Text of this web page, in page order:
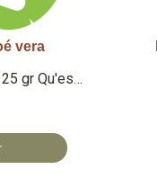
🌹50 ml
à la
naturelle.
EN
VÉGAN 🌿